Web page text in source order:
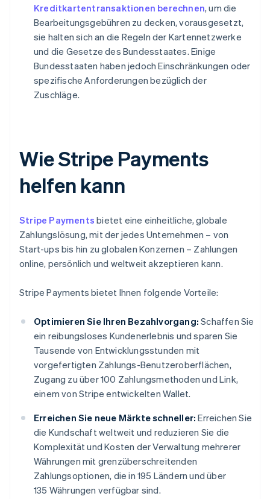
Kreditkartentransaktionen berechnen, um die
Bearbeitungsgebühren zu decken, vorausgesetzt,
sie halten sich an die Regeln der Kartennetzwerke
und die Gesetze des Bundesstaates. Einige
Bundesstaaten haben jedoch Einschränkungen oder
spezifische Anforderungen bezüglich der
Zuschläge.
Wie Stripe Payments
helfen kann
Stripe Payments bietet eine einheitliche, globale
Zahlungslösung, mit der jedes Unternehmen – von
Start-ups bis hin zu globalen Konzernen – Zahlungen
online, persönlich und weltweit akzeptieren kann.
Stripe Payments bietet Ihnen folgende Vorteile:
Optimieren Sie Ihren Bezahlvorgang: Schaffen Sie
ein reibungsloses Kundenerlebnis und sparen Sie
Tausende von Entwicklungsstunden mit
vorgefertigten Zahlungs-Benutzeroberflächen,
Zugang zu über 100 Zahlungsmethoden und Link,
einem von Stripe entwickelten Wallet.
Erreichen Sie neue Märkte schneller: Erreichen Sie
die Kundschaft weltweit und reduzieren Sie die
Komplexität und Kosten der Verwaltung mehrerer
Währungen mit grenzüberschreitenden
Zahlungsoptionen, die in 195 Ländern und über
135 Währungen verfügbar sind.